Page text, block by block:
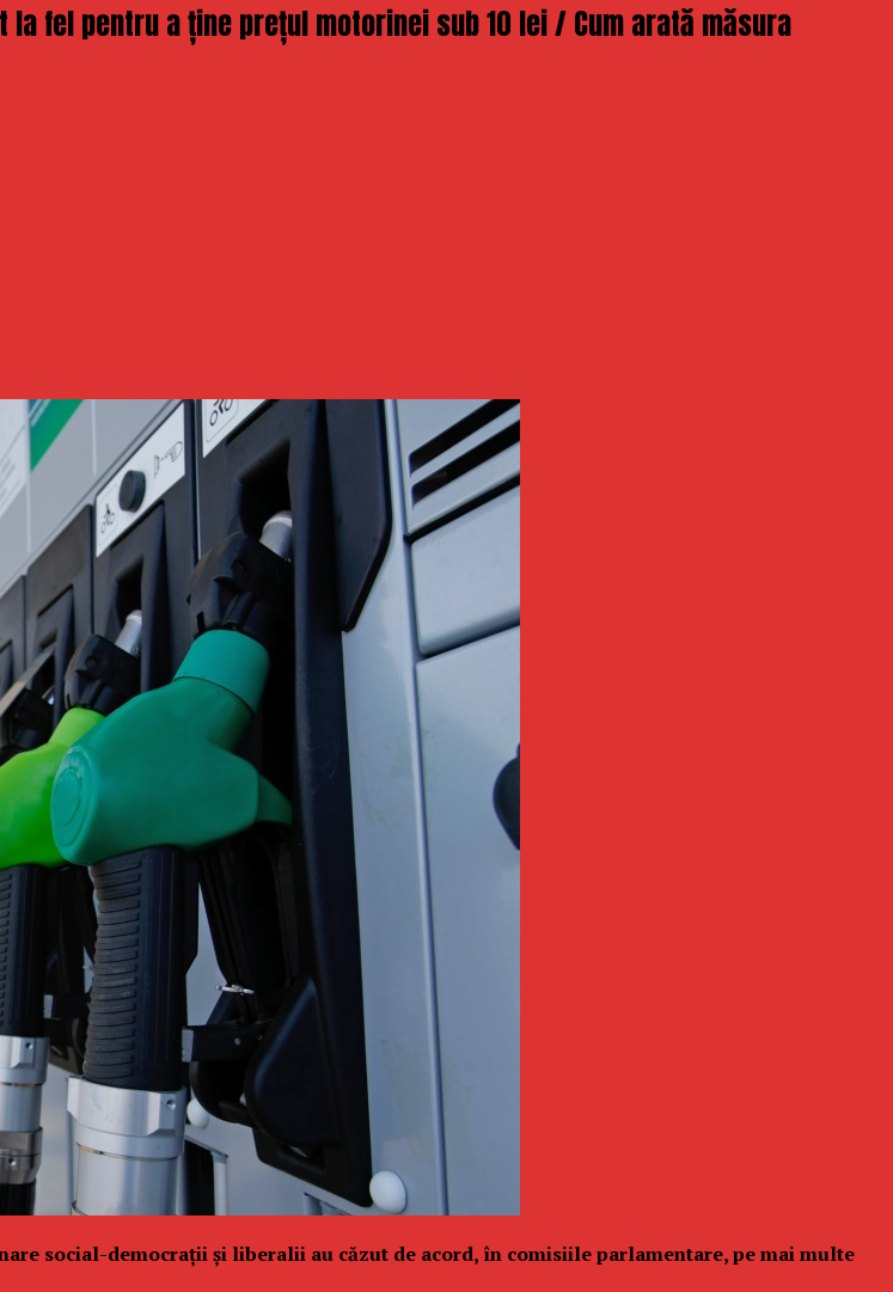
la fel pentru a ține prețul motorinei sub 10 lei / Cum arată măsura
social-democrații și liberalii au căzut de acord, în comisiile parlamentare, pe mai multe